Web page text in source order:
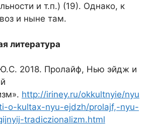
и т.п.) (19). Однако, к
и ныне там.
литература
2018. Пролайф, Нью эйдж и
http://iriney.ru/okkultnyie/nyu
o-kultax-nyu-ejdzh/prolajf,-nyu-
tradiczionalizm.html